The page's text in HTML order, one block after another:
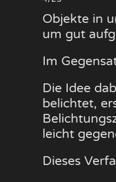
Objekte in
um gut
Im
Die Idee
belichtet,
leicht
Dieses